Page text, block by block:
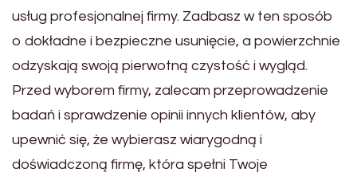
usług profesjonalnej firmy. Zadbasz w ten sposób
o dokładne i bezpieczne usunięcie, a powierzchnie
odzyskają swoją pierwotną czystość i wygląd.
Przed wyborem firmy, zalecam przeprowadzenie
badań i sprawdzenie opinii innych klientów, aby
upewnić się, że wybierasz wiarygodną i
doświadczoną firmę, która spełni Twoje